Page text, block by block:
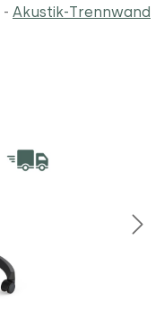
- Akustik-Trennwand